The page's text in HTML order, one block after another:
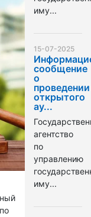
иму...
15-07-2025
сообщение
о
проведении
открытого
ау...
агентство
по
управлению
иму...